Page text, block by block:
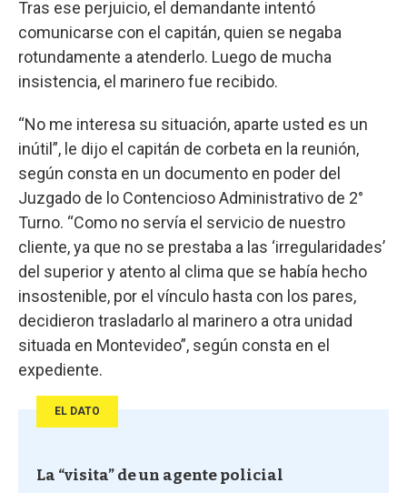
Tras ese perjuicio, el demandante intentó
comunicarse con el capitán, quien se negaba
rotundamente a atenderlo. Luego de mucha
insistencia, el marinero fue recibido.
“No me interesa su situación, aparte usted es un
inútil”, le dijo el capitán de corbeta en la reunión,
según consta en un documento en poder del
Juzgado de lo Contencioso Administrativo de 2°
Turno. “Como no servía el servicio de nuestro
cliente, ya que no se prestaba a las ‘irregularidades’
del superior y atento al clima que se había hecho
insostenible, por el vínculo hasta con los pares,
decidieron trasladarlo al marinero a otra unidad
situada en Montevideo”, según consta en el
expediente.
EL DATO
La “visita” de un agente policial